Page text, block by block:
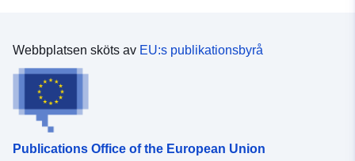
Webbplatsen sköts av EU:s publikationsbyrå
Publications Office of the European Union